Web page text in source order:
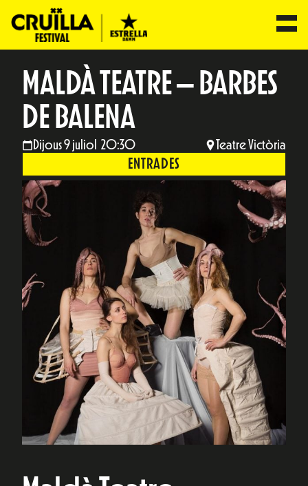
MALDÀ TEATRE – BARBES
DE BALENA
Dijous 9 juliol 20:30 Teatre Victòria
ENTRADES